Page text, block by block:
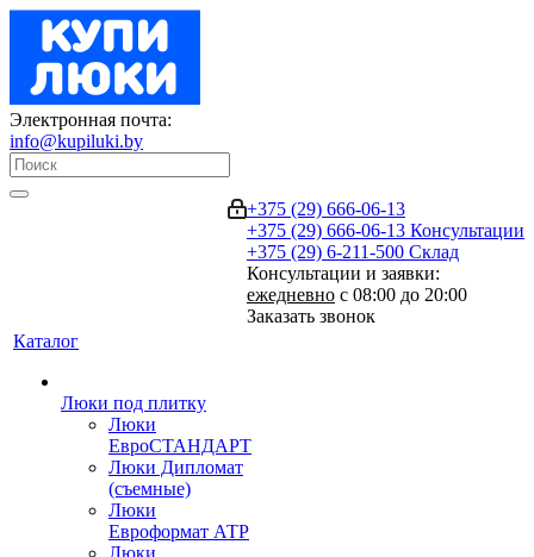
Электронная почта:
info@kupiluki.by
+375 (29) 666-06-13
+375 (29) 666-06-13 Консультации
+375 (29) 6-211-500 Склад
Консультации и заявки:
ежедневно с 08:00 до 20:00
Заказать звонок
Каталог
Люки под плитку
Люки
ЕвроСТАНДАРТ
Люки Дипломат
(съемные)
Люки
Евроформат АТР
Люки